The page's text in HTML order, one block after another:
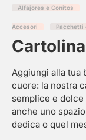
Alfajores e Conitos
Accesori Pacchetti
Aggiungi alla tua
cuore: la nostra
semplice e dolce
anche uno
dedica o quel